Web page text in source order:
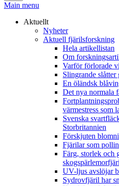
Main menu
Aktuellt
Nyheter
Aktuell fjärilsforskning
Hela artikellistan
Om
Varför förlorade
Slingrande slåtter
En öländsk
Det nya normala
värmestress som
Svenska
Storbritannien
Förskjuten
Fjärilar som
Färg, storlek och
UV-ljus avslöjar
Sydrovfjäril har